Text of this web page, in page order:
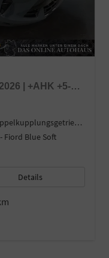
1.5 ETSI 150PS/110KW DSG7 2026 | +AHK +5-JAHRE ERW. GARANTIE +NAVI +UPGRADE-PAKET
Doppelkupplungsgetriebe (DSG)
Fiord Blue Soft
Details